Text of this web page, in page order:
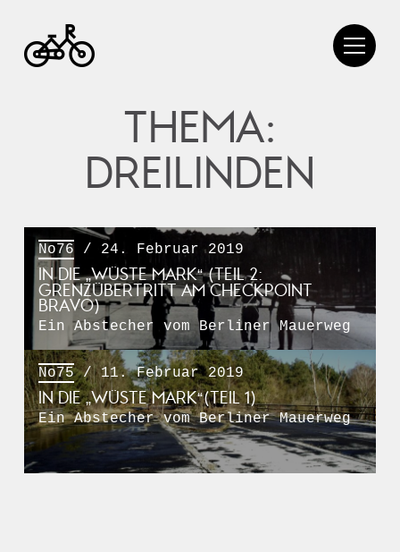
THEMA:
DREILINDEN
No76 / 24. Februar 2019
IN DIE „WÜSTE MARK“ (TEIL 2:
GRENZÜBERTRITT AM CHECKPOINT
BRAVO)
Ein Abstecher vom Berliner Mauerweg
No75/ 11. Februar 2019
IN DIE „WÜSTE MARK“(TEIL 1)
Ein Abstecher vom Berliner Mauerweg